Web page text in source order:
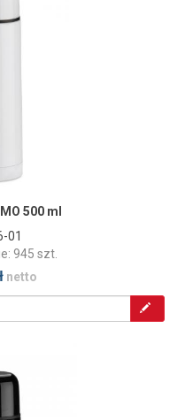
500 ml
01
945 szt.
netto